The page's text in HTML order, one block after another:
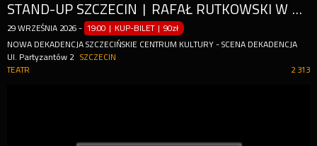
STAND-UP SZCZECIN | RAFAŁ RUTKOWSKI W PROGRAMIE "WEHIKUŁ CZASU"
29 WRZEŚNIA 2026 - 19:00 | KUP-BILET |90zł
NOWA DEKADENCJA SZCZECIŃSKIE CENTRUM KULTURY - SCENA DEKADENCJA
Ul. Partyzantów 2
SZCZECIN
2 313
TEATR